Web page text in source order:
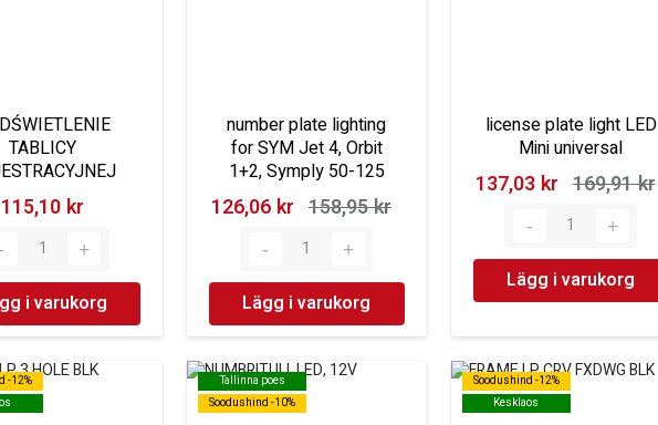
TABLICY
115,10 kr‎
i varukorg
number plate lighting
for SYM Jet 4, Orbit
1+2, Symply 50-125
126,06 kr‎ 158,95 kr‎
Lägg i varukorg
license plate light LED
Mini universal
137,03 kr‎ 169,91 kr‎
Lägg i varukorg
-12%
-12%
Tallinna poes
Soodushind -10%
Tallinna poes
Soodushind -10%
Soodushind -12%
Kesklaos
Soodushind -12%
Kesklaos